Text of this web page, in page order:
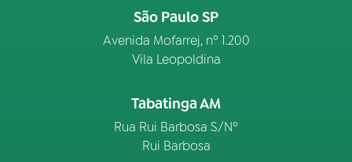
São Paulo SP
Avenida Mofarrej, nº 1.200
Vila Leopoldina
Tabatinga AM
Rua Rui Barbosa S/Nº
Rui Barbosa